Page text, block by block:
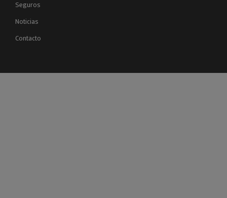
Seguros
Noticias
Contacto